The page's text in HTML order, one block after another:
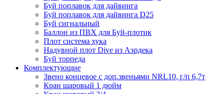
Буй поплавок для дайвинга
Буй поплавок для дайвинга D25
Буй сигнальный
Баллон из ПВХ для Буй-плотик
Плот система хука
Надувной плот Dive из Аэрдека
Буй торпеда
Комплектующие
Звено концевое с доп.звеньями NRL10, г/п 6,7т
Кран шаровый 1 дюйм